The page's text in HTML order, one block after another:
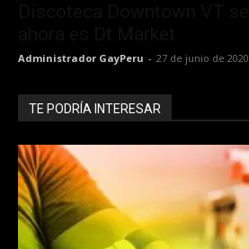
Administrador GayPeru - 27 de junio de 2020
TE PODRÍA INTERESAR